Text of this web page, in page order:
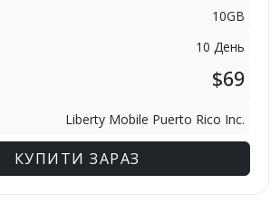
10GB
10 День
$69
Liberty Mobile Puerto Rico Inc.
КУПИТИ ЗАРАЗ